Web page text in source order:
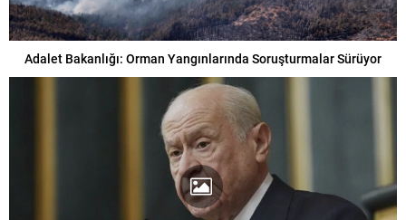
Adalet Bakanlığı: Orman Yangınlarında Soruşturmalar Sürüyor